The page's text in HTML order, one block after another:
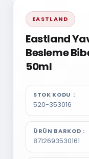
EASTLAND
Eastland
Besleme
50ml
STOK KODU
520-353016
ÜRÜN BARKOD
8712693530161